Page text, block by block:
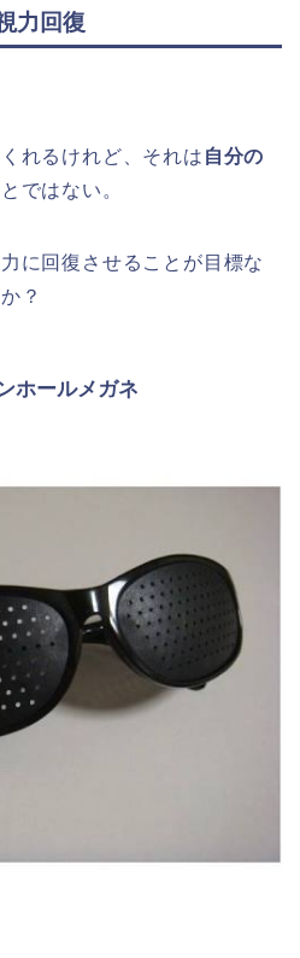
力回復
れるけれど、それは 自分の
ではない。
に回復させることが目標な
？
ホールメガネ